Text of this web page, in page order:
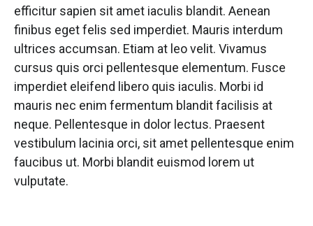
efficitur sapien sit amet iaculis blandit. Aenean
finibus eget felis sed imperdiet. Mauris interdum
ultrices accumsan. Etiam at leo velit. Vivamus
cursus quis orci pellentesque elementum. Fusce
imperdiet eleifend libero quis iaculis. Morbi id
mauris nec enim fermentum blandit facilisis at
neque. Pellentesque in dolor lectus. Praesent
vestibulum lacinia orci, sit amet pellentesque enim
faucibus ut. Morbi blandit euismod lorem ut
vulputate.